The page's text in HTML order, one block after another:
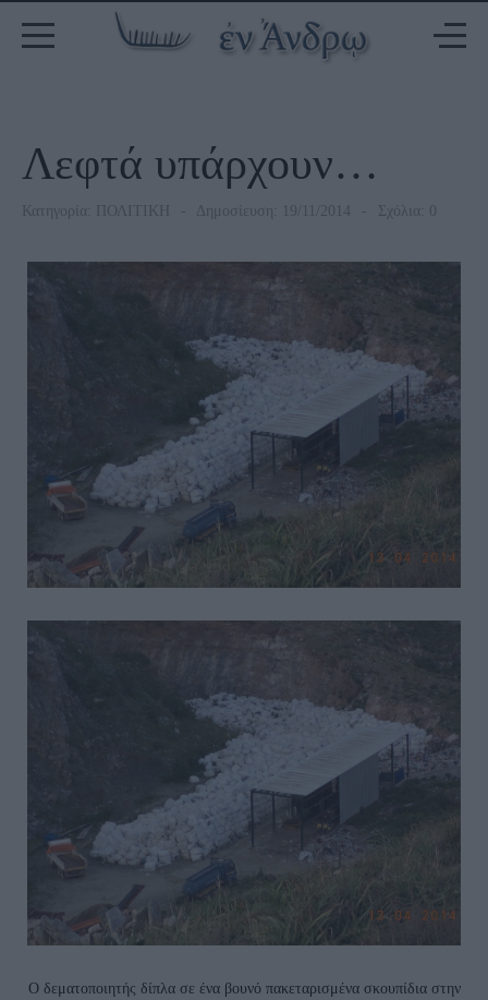
Λεφτά υπάρχουν…
Κατηγορία: ΠΟΛΙΤΙΚΗ Δημοσίευση: 19/11/2014 Σχόλια: 0
O δεματοποιητής δίπλα σε ένα βουνό πακεταρισμένα σκουπίδια στην